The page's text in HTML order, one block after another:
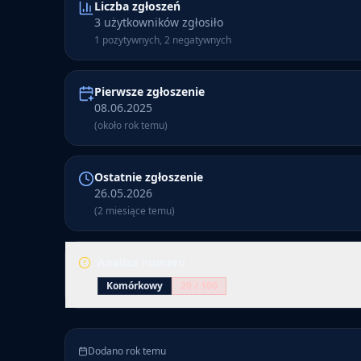
Liczba zgłoszeń
3 użytkowników zgłosiło
1 pozytywnych, 2 negatywnych
Pierwsze zgłoszenie
08.06.2025
(około rok temu)
Ostatnie zgłoszenie
26.05.2026
(2 miesiące temu)
Komórkowy
Dodano rok temu